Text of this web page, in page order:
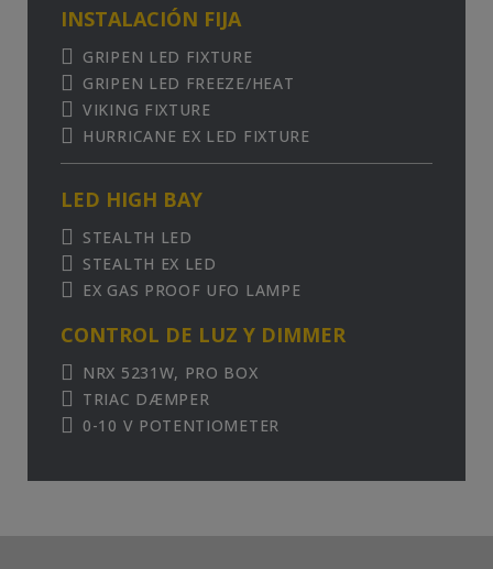
INSTALACIÓN FIJA
GRIPEN LED FIXTURE
GRIPEN LED FREEZE/HEAT
VIKING FIXTURE
HURRICANE EX LED FIXTURE
LED HIGH BAY
STEALTH LED
STEALTH EX LED
EX GAS PROOF UFO LAMPE
CONTROL DE LUZ Y DIMMER
NRX 5231W, PRO BOX
TRIAC DÆMPER
0-10 V POTENTIOMETER